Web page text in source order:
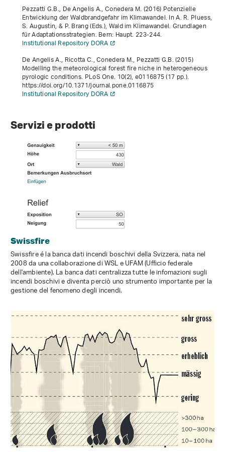
Pezzatti G.B., De Angelis A., Conedera M. (2016) Potenzielle
Entwicklung der Waldbrandgefahr im Klimawandel. In A. R. Pluess,
S. Augustin, & P. Brang (Eds.),Wald im Klimawandel. Grundlagen
für Adaptationsstrategien. Bern: Haupt. 223-244.
Institutional Repository DORA
De Angelis A., Ricotta C., Conedera M., Pezzatti G.B. (2015)
Modelling the meteorological forest fire niche in heterogeneous
pyrologic conditions. PLoS One. 10(2), e0116875 (17 pp.).
https://doi.org/10.1371/journal.pone.0116875
Institutional Repository DORA
Servizi e prodotti
Swissfire
Swissfire é la banca dati incendi boschivi della Svizzera, nata nel
2008 da una collaborazione di WSL e UFAM (Ufficio federale
dell'ambiente). La banca dati centralizza tutte le infomazioni sugli
incendi boschivi e diventa perciò uno strumento importante per la
gestione del fenomeno degli incendi.